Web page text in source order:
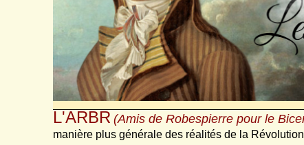
L'ARBR (Amis de Robespierre pour le
manière plus générale des réalités de la